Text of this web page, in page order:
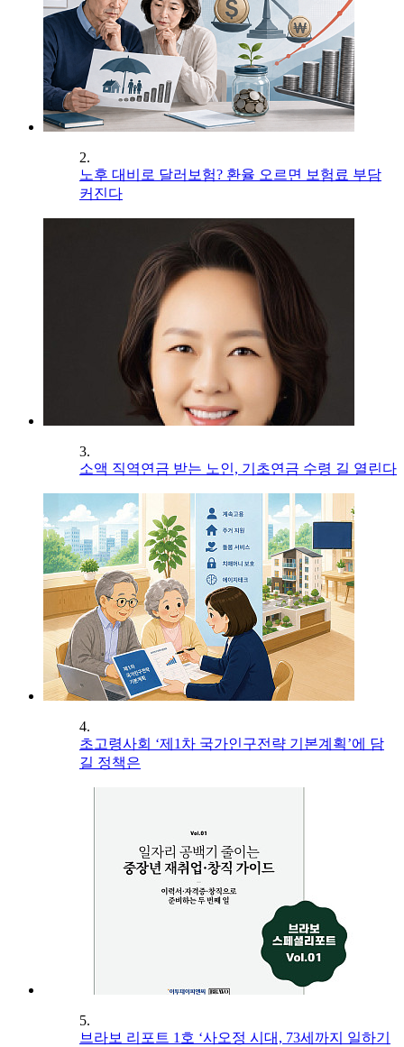
2.
노후 대비로 달러보험? 환율 오르면 보험료 부담
커진다
3.
소액 직역연금 받는 노인, 기초연금 수령 길 열린다
4.
초고령사회 ‘제1차 국가인구전략 기본계획’에 담
길 정책은
5.
브라보 리포트 1호 ‘사오정 시대, 73세까지 일하기